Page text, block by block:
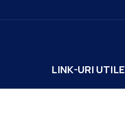
LINK-URI UTILE